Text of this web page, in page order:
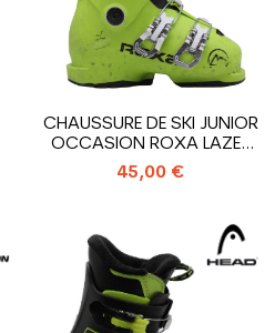
CHAUSSURE DE SKI JUNIOR
OCCASION ROXA LAZER
3_3...
45,00 €